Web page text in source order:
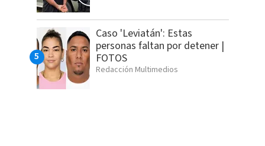
Caso 'Leviatán': Estas
personas faltan por detener |
FOTOS
Redacción Multimedios